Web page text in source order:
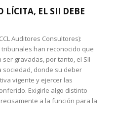
LÍCITA, EL SII DEBE
Auditores Consultores):
han reconocido que
gravadas, por tanto, el SII
sociedad, donde su deber
vigente y ejercer las
Exigirle algo distinto
a la función para la